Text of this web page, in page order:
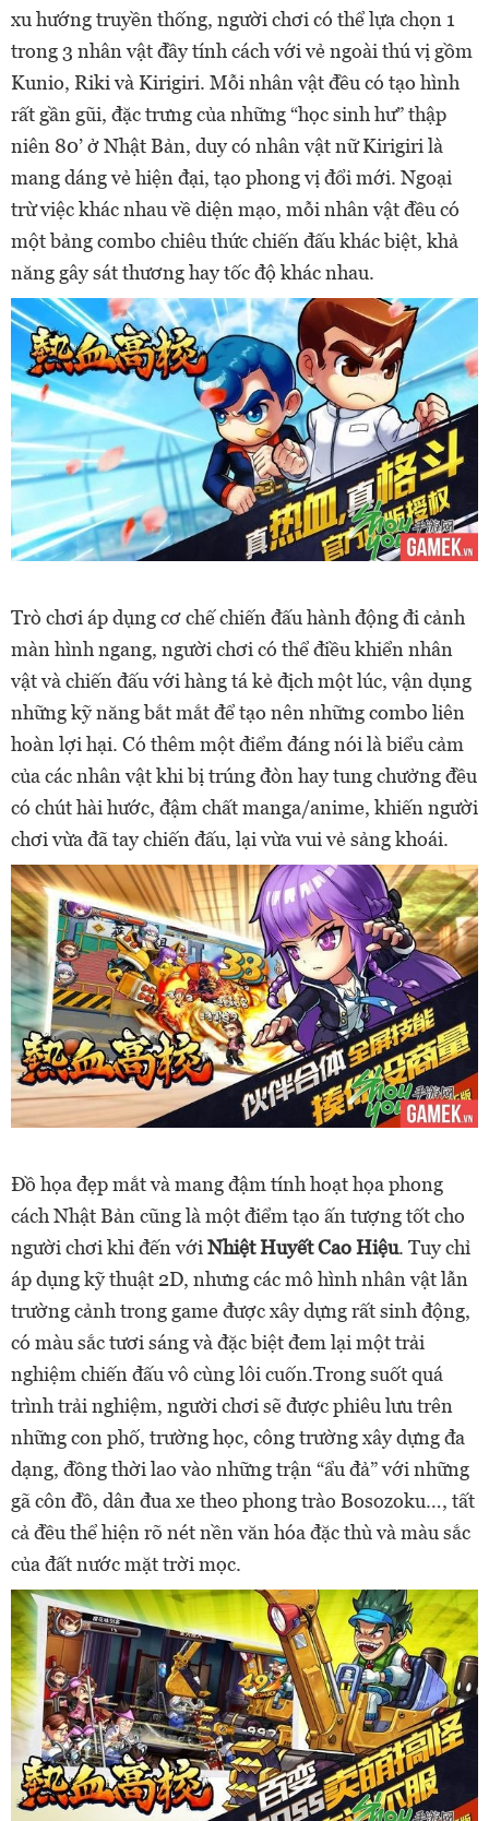
xu hướng truyền thống, người chơi có thể lựa chọn 1
trong 3 nhân vật đầy tính cách với vẻ ngoài thú vị gồm
Kunio, Riki và Kirigiri. Mỗi nhân vật đều có tạo hình
rất gần gũi, đặc trưng của những “học sinh hư” thập
niên 80’ ở Nhật Bản, duy có nhân vật nữ Kirigiri là
mang dáng vẻ hiện đại, tạo phong vị đổi mới. Ngoại
trừ việc khác nhau về diện mạo, mỗi nhân vật đều có
một bảng combo chiêu thức chiến đấu khác biệt, khả
năng gây sát thương hay tốc độ khác nhau.
Trò chơi áp dụng cơ chế chiến đấu hành động đi cảnh
màn hình ngang, người chơi có thể điều khiển nhân
vật và chiến đấu với hàng tá kẻ địch một lúc, vận dụng
những kỹ năng bắt mắt để tạo nên những combo liên
hoàn lợi hại. Có thêm một điểm đáng nói là biểu cảm
của các nhân vật khi bị trúng đòn hay tung chưởng đều
có chút hài hước, đậm chất manga/anime, khiến người
chơi vừa đã tay chiến đấu, lại vừa vui vẻ sảng khoái.
Đồ họa đẹp mắt và mang đậm tính hoạt họa phong
cách Nhật Bản cũng là một điểm tạo ấn tượng tốt cho
người chơi khi đến với Nhiệt Huyết Cao Hiệu. Tuy chỉ
áp dụng kỹ thuật 2D, nhưng các mô hình nhân vật lẫn
trường cảnh trong game được xây dựng rất sinh động,
có màu sắc tươi sáng và đặc biệt đem lại một trải
nghiệm chiến đấu vô cùng lôi cuốn.Trong suốt quá
trình trải nghiệm, người chơi sẽ được phiêu lưu trên
những con phố, trường học, công trường xây dựng đa
dạng, đồng thời lao vào những trận “ẩu đả” với những
gã côn đồ, dân đua xe theo phong trào Bosozoku…, tất
cả đều thể hiện rõ nét nền văn hóa đặc thù và màu sắc
của đất nước mặt trời mọc.